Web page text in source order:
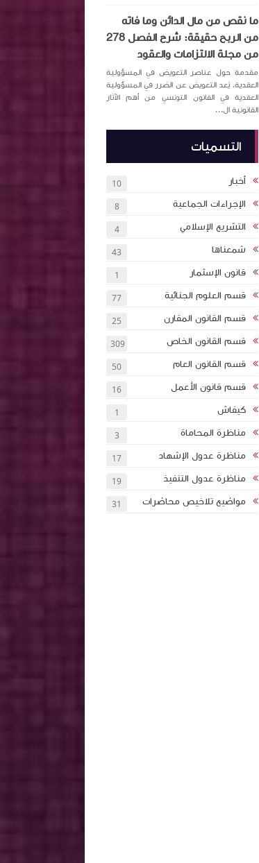
ما نقص من مال الدائن وما فاته
من الربح حقيقة: شرح الفصل 278
من مجلة الالتزامات والعقود
مقدمة حول عناصر التعويض في المسؤولية
العقدية. يُعد التعويض عن الضرر في المسؤولية
العقدية في القانون التونسي من أهم الآثار
القانونية ال...
التسميات
أخبار 10
الإجراءات الجماعية 8
التشريع الإسلامي 4
شمعناها 43
قانون الإسثمار 1
قسم العلوم الجنائية 77
قسم القانون المقارن 25
قسم القانون الخاص 309
قسم القانون العام 50
قسم قانون الأعمل 16
كيفاش 1
مناظرة المحاماة 3
مناظرة عدول الإشهاد 17
مناظرة عدول التنفيذ 19
مواضيع تلاخيص محاضرات 31